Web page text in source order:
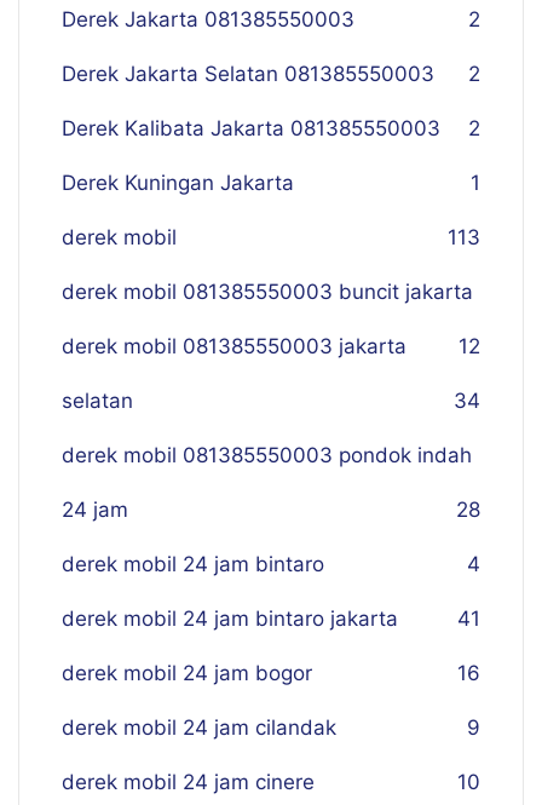
Derek Jakarta 081385550003 2
Derek Jakarta Selatan 081385550003 2
Derek Kalibata Jakarta 081385550003 2
Derek Kuningan Jakarta 1
derek mobil 113
derek mobil 081385550003 buncit jakarta
12
derek mobil 081385550003 jakarta
selatan 34
derek mobil 081385550003 pondok indah
24 jam 28
derek mobil 24 jam bintaro 4
derek mobil 24 jam bintaro jakarta 41
derek mobil 24 jam bogor 16
derek mobil 24 jam cilandak 9
derek mobil 24 jam cinere 10